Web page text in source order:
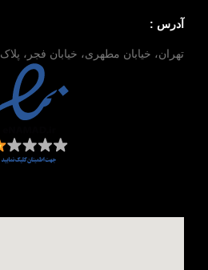
آدرس :
تهران، خیابان مطهری، خیابان فجر، پلاک ۳۲ و ۳۶